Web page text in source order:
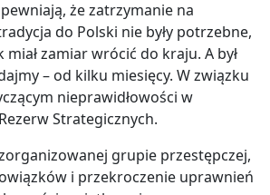
że zatrzymanie na
do Polski nie były potrzebne,
zamiar wrócić do kraju. A był
– od kilku miesięcy. W związku
nieprawidłowości w
Strategicznych.
grupie przestępczej,
i przekroczenie uprawnień